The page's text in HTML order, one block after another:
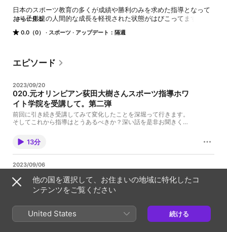
0.0（0） スポーツ アップデート：隔週
日本のスポーツ教育の多くが成績や勝利のみを求めた指導となって
おり子供達の人間的な成長を軽視された状態がはびこってます。こ
力のない創造性にかけた国になっていきます。今この時にスポーツ
さらに見る
エピソード
2023/09/20
020.元オリンピアン荻田大樹さんスポーツ指導ホワ
イト学院を受講して。第二弾
前回に引き続き受講してみて変化したことを深堀って行きます。
そしてこれから指導はとうあるべきか？深い話を是非お聞きくだ
13分
2023/09/06
イト学院受講して。
陸上棒高跳びの元オリンピック選手の荻田大樹さんは現在指導者
指導ホワイト学院を受けております。早速その変化を感じている
部分を生で聞いてください。 スポーツ指導ホワイト学院
https://white-gakuin.jp/
12分
他の国を選択して、お住まいの地域に特化したコ
ンテンツをご覧ください
United States 続ける